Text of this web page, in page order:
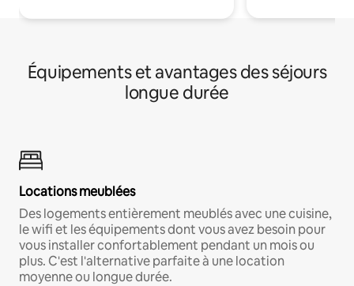
Équipements et avantages des séjours
longue durée
Locations meublées
Des logements entièrement meublés avec une cuisine,
le wifi et les équipements dont vous avez besoin pour
vous installer confortablement pendant un mois ou
plus. C'est l'alternative parfaite à une location
moyenne ou longue durée.